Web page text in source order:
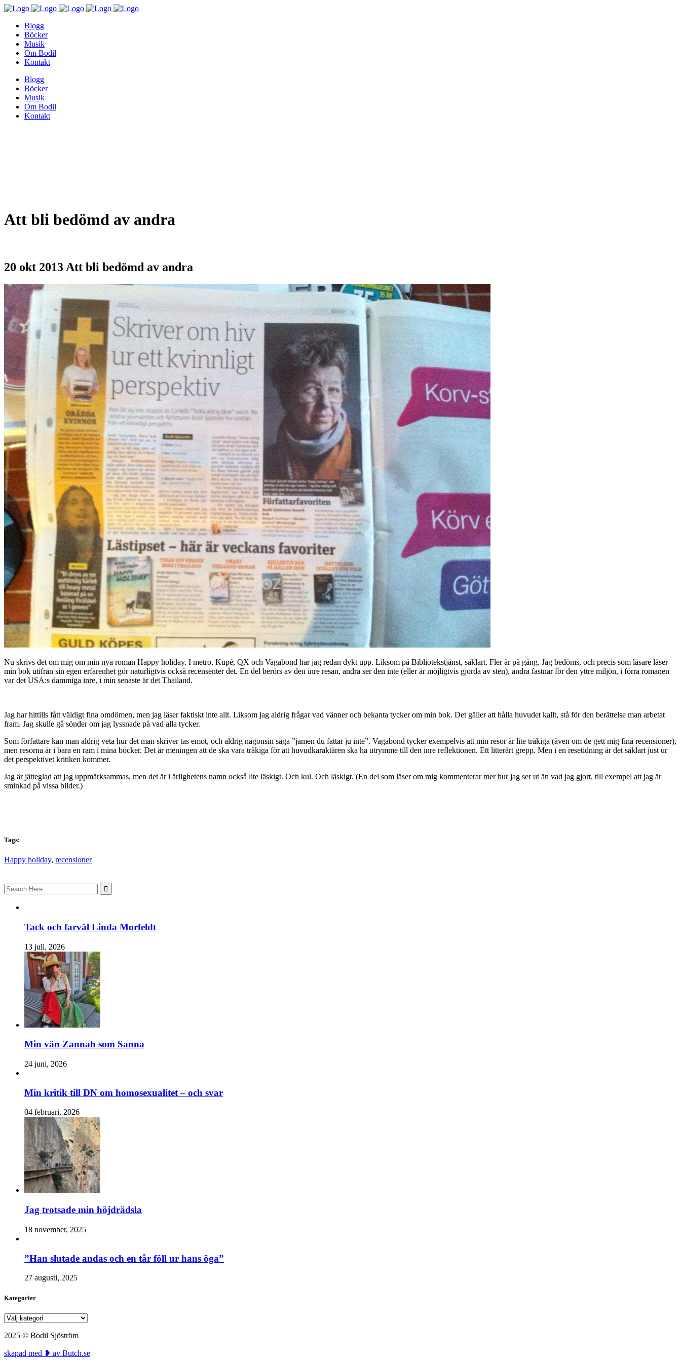
Blogg
Böcker
Musik
Om Bodil
Kontakt
Blogg
Böcker
Musik
Om Bodil
Kontakt
Att bli bedömd av andra
20 okt 2013 Att bli bedömd av andra
Nu skrivs det om mig om min nya roman Happy holiday. I metro, Kupé, QX och Vagabond har jag redan dykt upp. Liksom på Bibliotekstjänst, såklart. Fler är på gång. Jag bedöms, och precis som läsare läser
min bok utifrån sin egen erfarenhet gör naturligtvis också recensenter det. En del berörs av den inre resan, andra ser den inte (eller är möjligtvis gjorda av sten), andra fastnar för den yttre miljön, i förra romanen
var det USA:s dammiga inre, i min senaste är det Thailand.
Jag har hittills fått väldigt fina omdömen, men jag läser faktiskt inte allt. Liksom jag aldrig frågar vad vänner och bekanta tycker om min bok. Det gäller att hålla huvudet kallt, stå för den berättelse man arbetat
fram. Jag skulle gå sönder om jag lyssnade på vad alla tycker.
Som författare kan man aldrig veta hur det man skriver tas emot, och aldrig någonsin säga ”jamen du fattar ju inte”. Vagabond tycker exempelvis att min resor är lite tråkiga (även om de gett mig fina recensioner),
men resorna är i bara en ram i mina böcker. Det är meningen att de ska vara tråkiga för att huvudkaraktären ska ha utrymme till den inre reflektionen. Ett litterärt grepp. Men i en resetidning är det såklart just ur
det perspektivet kritiken kommer.
Jag är jätteglad att jag uppmärksammas, men det är i ärlighetens namn också lite läskigt. Och kul. Och läskigt. (En del som läser om mig kommenterar mer hur jag ser ut än vad jag gjort, till exempel att jag är
sminkad på vissa bilder.)
Tags:
Happy holiday, recensioner
Search
for:
Tack och farväl Linda Morfeldt
13 juli, 2026
Min vän Zannah som Sanna
24 juni, 2026
Min kritik till DN om homosexualitet – och svar
04 februari, 2026
Jag trotsade min höjdrädsla
18 november, 2025
”Han slutade andas och en tår föll ur hans öga”
27 augusti, 2025
Kategorier
Kategorier
2025 © Bodil Sjöström
skapad med ❥ av Butch.se